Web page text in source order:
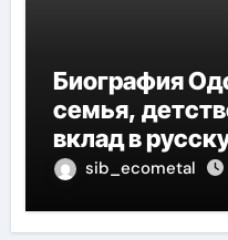
Биография
семья,
вклад в
sib_ecometal